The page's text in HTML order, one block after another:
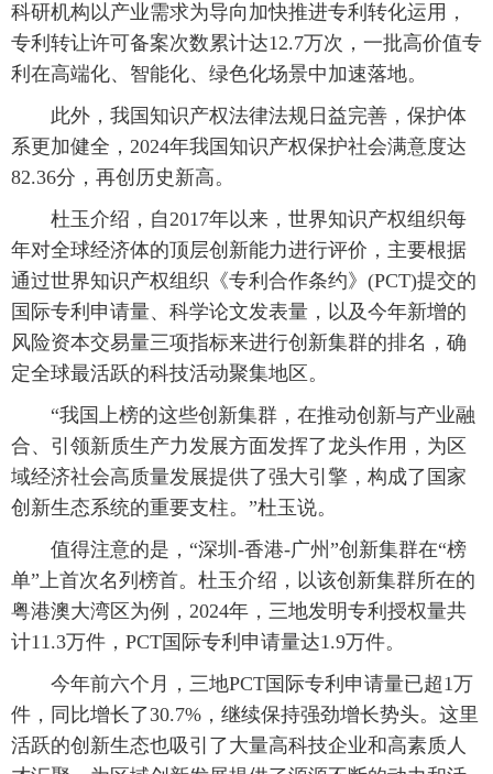
科研机构以产业需求为导向加快推进专利转化运用，
专利转让许可备案次数累计达12.7万次，一批高价值专
利在高端化、智能化、绿色化场景中加速落地。
此外，我国知识产权法律法规日益完善，保护体
系更加健全，2024年我国知识产权保护社会满意度达
82.36分，再创历史新高。
杜玉介绍，自2017年以来，世界知识产权组织每
年对全球经济体的顶层创新能力进行评价，主要根据
通过世界知识产权组织《专利合作条约》(PCT)提交的
国际专利申请量、科学论文发表量，以及今年新增的
风险资本交易量三项指标来进行创新集群的排名，确
定全球最活跃的科技活动聚集地区。
“我国上榜的这些创新集群，在推动创新与产业融
合、引领新质生产力发展方面发挥了龙头作用，为区
域经济社会高质量发展提供了强大引擎，构成了国家
创新生态系统的重要支柱。”杜玉说。
值得注意的是，“深圳-香港-广州”创新集群在“榜
单”上首次名列榜首。杜玉介绍，以该创新集群所在的
粤港澳大湾区为例，2024年，三地发明专利授权量共
计11.3万件，PCT国际专利申请量达1.9万件。
今年前六个月，三地PCT国际专利申请量已超1万
件，同比增长了30.7%，继续保持强劲增长势头。这里
活跃的创新生态也吸引了大量高科技企业和高素质人